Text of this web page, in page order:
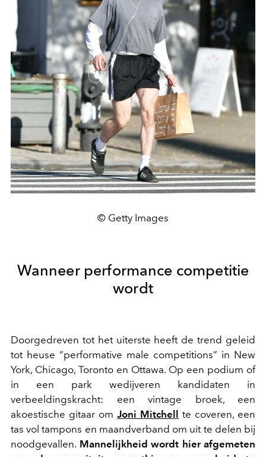
© Getty Images
Wanneer performance competitie
wordt
Doorgedreven tot het uiterste heeft de trend geleid
tot heuse “performative male competitions” in New
York, Chicago, Toronto en Ottawa. Op een podium of
in een park wedijveren kandidaten in
verbeeldingskracht: een vintage broek, een
akoestische gitaar om Joni Mitchell
te coveren, een
tas vol tampons en maandverband om uit te delen bij
noodgevallen. Mannelijkheid wordt hier afgemeten